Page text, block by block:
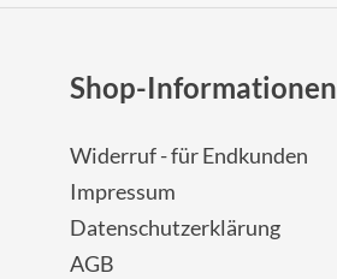
Shop-Informationen
Widerruf - für Endkunden
Impressum
Datenschutzerklärung
AGB